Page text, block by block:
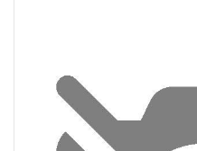
изображенията